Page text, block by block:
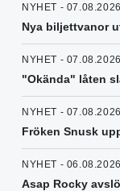
NYHET - 07.08.2026
Nya biljettvanor
NYHET - 07.08.2026
"Okända" låten
NYHET - 07.08.2026
Fröken Snusk
NYHET - 06.08.2026
Asap Rocky